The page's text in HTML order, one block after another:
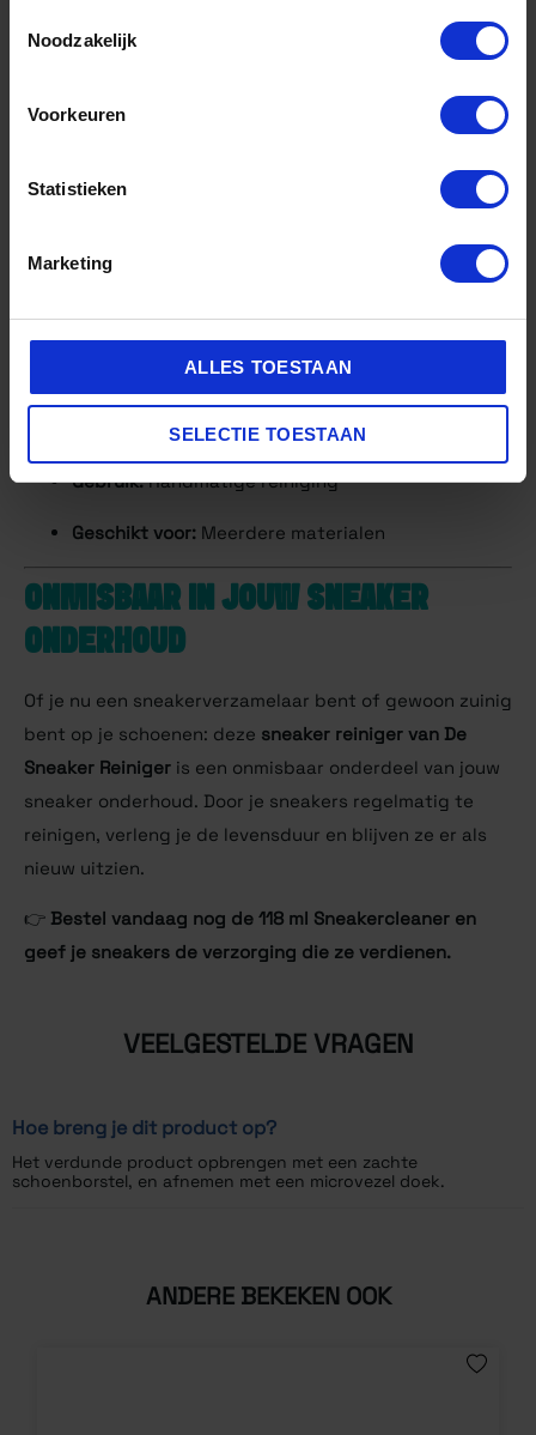
Noodzakelijk
Voorkeuren
Statistieken
Marketing
ALLES TOESTAAN
SELECTIE TOESTAAN
nubuck om beschadiging te voorkomen.
deze sneaker reiniger verwijder je eenvoudig grauwe
witte schoenen langer mooi en helder te houden.
INHOUD & SPECIFICATIES
118 ml
Sneaker reiniger / sneakercleaner
Gebruik:Handmatige reiniging
Geschikt voor: Meerdere materialen
ONMISBAAR IN JOUW SNEAKER
ONDERHOUD
Of je nu een sneakerverzamelaar bent of gewoon zuinig
bent op je schoenen: deze sneaker reiniger van De
Sneaker Reiniger is een onmisbaar onderdeel van jouw
sneaker onderhoud. Door je sneakers regelmatig te
reinigen, verleng je de levensduur en blijven ze er als
nieuw uitzien.
👉 Bestel vandaag nog de 118 ml Sneakercleaner en
geef je sneakers de verzorging die ze verdienen.
VEELGESTELDE VRAGEN
Hoe breng je dit product op?
Het verdunde product opbrengen met een zachte
schoenborstel, en afnemen met een microvezel doek.
ANDERE BEKEKEN OOK